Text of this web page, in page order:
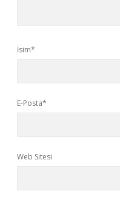
İsim*
E-Posta*
Web Sitesi